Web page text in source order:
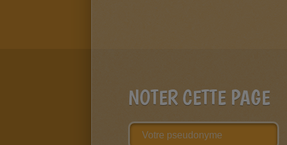
NOTER CETTE PAGE